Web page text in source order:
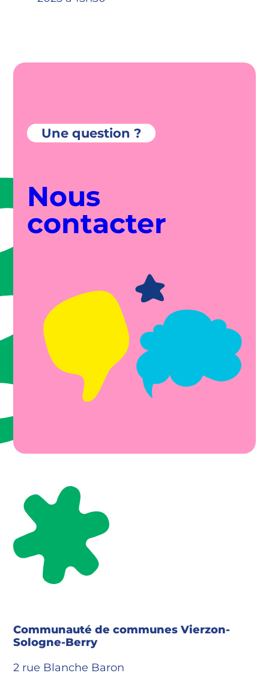
Une question ?
Nous
contacter
Communauté de communes Vierzon-
Sologne-Berry
2 rue Blanche Baron